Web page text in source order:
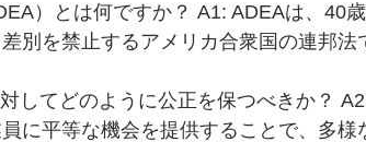
）とは何ですか？ A1: ADEAは、40
別を禁止するアメリカ合衆国の連邦法
してどのように公正を保つべきか？
に平等な機会を提供することで、多様